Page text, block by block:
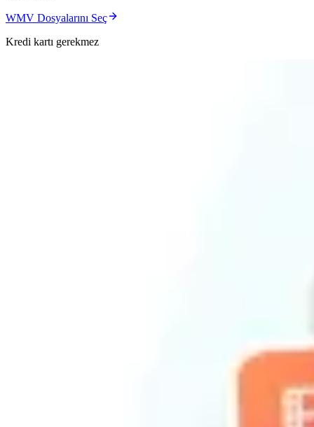
WMV Dosyalarını Seç
Kredi kartı gerekmez